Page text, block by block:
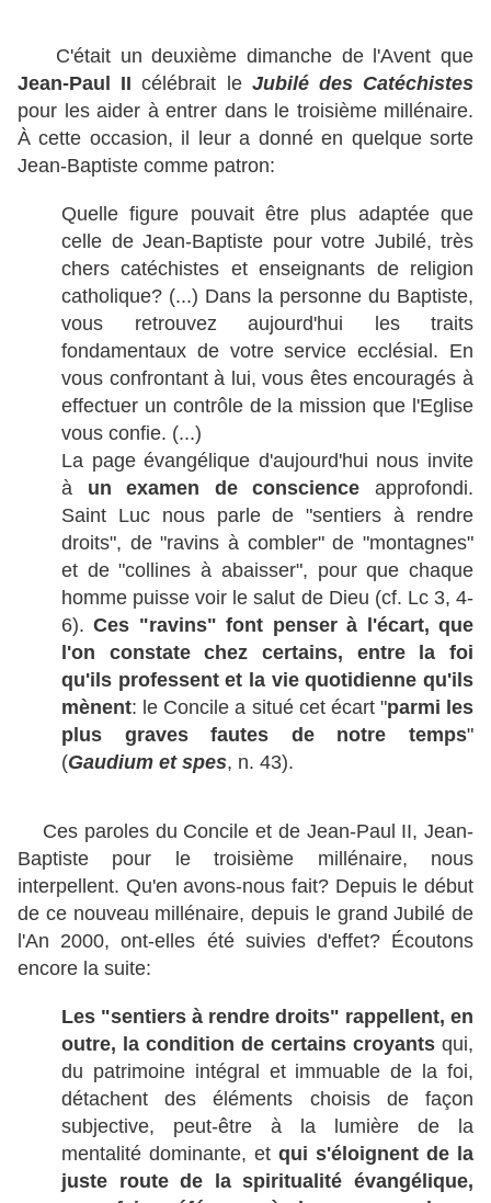
C'était un deuxième dimanche de l'Avent que
Jean-Paul II célébrait le Jubilé des Catéchistes
pour les aider à entrer dans le troisième millénaire.
À cette occasion, il leur a donné en quelque sorte
Jean-Baptiste comme patron:
Quelle figure pouvait être plus adaptée que
celle de Jean-Baptiste pour votre Jubilé, très
chers catéchistes et enseignants de religion
catholique? (...) Dans la personne du Baptiste,
vous retrouvez aujourd'hui les traits
fondamentaux de votre service ecclésial. En
vous confrontant à lui, vous êtes encouragés à
effectuer un contrôle de la mission que l'Eglise
vous confie. (...)
La page évangélique d'aujourd'hui nous invite
à un examen de conscience approfondi.
Saint Luc nous parle de "sentiers à rendre
droits", de "ravins à combler" de "montagnes"
et de "collines à abaisser", pour que chaque
homme puisse voir le salut de Dieu (cf. Lc 3, 4-
6).Ces "ravins" font penser à l'écart, que
l'on constate chez certains, entre la foi
qu'ils professent et la vie quotidienne qu'ils
mènent: le Concile a situé cet écart "parmi les
plus graves fautes de notre temps"
(Gaudium et spes, n. 43).
Ces paroles du Concile et de Jean-Paul II, Jean-
Baptiste pour le troisième millénaire, nous
interpellent. Qu'en avons-nous fait? Depuis le début
de ce nouveau millénaire, depuis le grand Jubilé de
l'An 2000, ont-elles été suivies d'effet? Écoutons
encore la suite:
Les "sentiers à rendre droits" rappellent, en
outre, la condition de certains croyants qui,
du patrimoine intégral et immuable de la foi,
détachent des éléments choisis de façon
subjective, peut-être à la lumière de la
mentalité dominante, et qui s'éloignent de la
juste route de la spiritualité évangélique,